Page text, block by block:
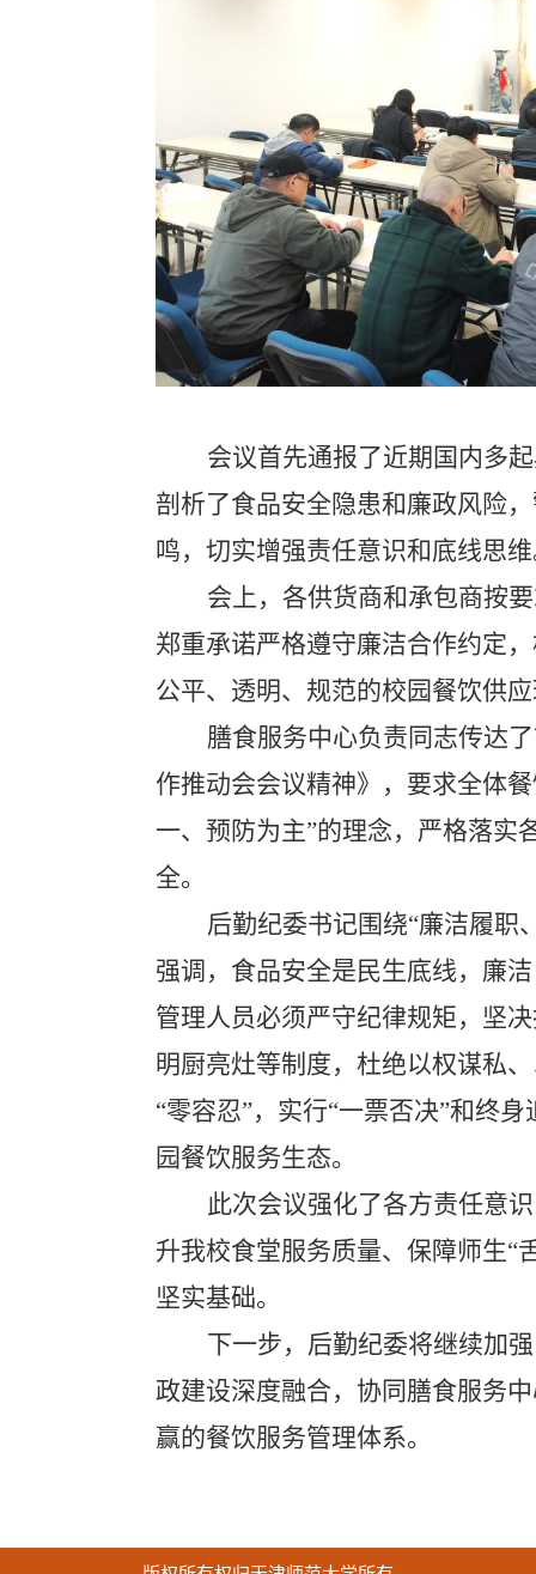
会议首先通报了近期国内多
剖析了食品安全隐患和廉政风险
鸣，切实增强责任意识和底线思
会上，各供货商和承包商按
郑重承诺严格遵守廉洁合作约定
公平、透明、规范的校园餐饮供
膳食服务中心负责同志传达了
作推动会会议精神》，要求全体
一、预防为主”的理念，严格落实
全。
后勤纪委书记围绕“廉洁履职
强调，食品安全是民生底线，廉
管理人员必须严守纪律规矩，坚
明厨亮灶等制度，杜绝以权谋私
“零容忍”，实行“一票否决”和终
园餐饮服务生态。
此次会议强化了各方责任意
升我校食堂服务质量、保障师生“
坚实基础。
下一步， 后勤纪委将继续加
政建设深度融合， 协同膳食服务
赢的餐饮服务管理体系。